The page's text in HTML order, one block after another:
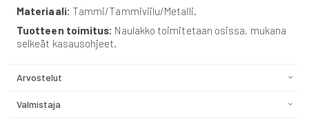
Materiaali: Tammi/Tammiviilu/Metalli.
Tuotteen toimitus: Naulakko toimitetaan osissa, mukana
selkeät kasausohjeet.
Arvostelut
Valmistaja